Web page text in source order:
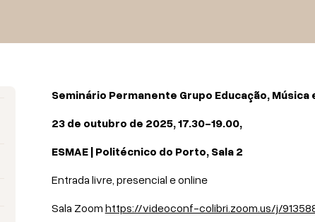
Seminário Permanente Grupo Educação, Música
23 de outubro de 2025, 17.30-19.00,
ESMAE | Politécnico do Porto, Sala 2
Entrada livre, presencial e online
Sala Zoom https://videoconf-colibri.zoom.us/j/